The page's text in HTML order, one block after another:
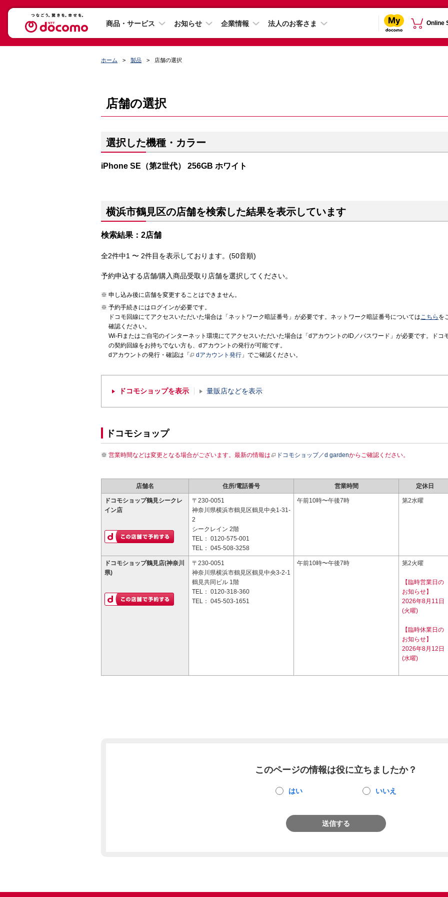
商品・サービス お知らせ 企業情報 法人のお客さま Online
ホーム 製品 店舗の選択
店舗の選択
選択した機種・カラー
iPhone SE（第2世代） 256GB ホワイト
横浜市鶴見区の店舗を検索した結果を表示しています
検索結果：2店舗
全2件中1 〜 2件目を表示しております。(50音順)
予約申込する店舗/購入商品受取り店舗を選択してください。
申し込み後に店舗を変更することはできません。
予約手続きにはログインが必要です。
ドコモ回線にてアクセスいただいた場合は「ネットワーク暗証番号」が必要です。ネットワーク暗証番号についてはこちら を
確認ください。
Wi-Fiまたはご自宅のインターネット環境にてアクセスいただいた場合は「dアカウントのID／パスワード」が必要です。ドコ
の契約回線をお持ちでない方も、dアカウントの発行が可能です。
dアカウントの発行・確認は「
dアカウント発行 」でご確認ください。
ドコモショップを表示 量販店などを表示
ドコモショップ
営業時間などは変更となる場合がございます。最新の情報は ドコモショップ／d gardenからご確認ください。
店舗名 住所/電話番号 営業時間 定休日
ドコモショップ鶴見シークレ
イン店
〒230-0051
神奈川県横浜市鶴見区鶴見中央1-31-
2
シークレイン 2階
TEL： 0120-575-001
TEL： 045-508-3258
午前10時〜午後7時 第2水曜
ドコモショップ鶴見店(神奈川
県)
〒230-0051
神奈川県横浜市鶴見区鶴見中央3-2-1
鶴見共同ビル 1階
TEL： 0120-318-360
TEL： 045-503-1651
午前10時〜午後7時 第2火曜
【臨時営業日の
お知らせ】
2026年8月11日
(火曜)
【臨時休業日の
お知らせ】
2026年8月12日
(水曜)
このページの情報は役に立ちましたか？
はい いいえ
送信する